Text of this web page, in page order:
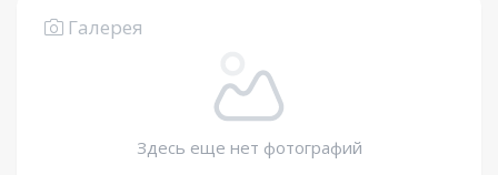
Галерея
Здесь еще нет фотографий